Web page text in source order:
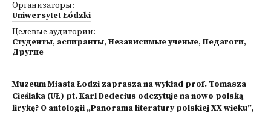
Организаторы:
Uniwersytet Łódzki
Целевые аудитории:
Студенты, аспиранты, Независимые ученые, Педагоги,
Другие
Muzeum Miasta Łodzi zaprasza na wykład prof. Tomasza
Cieślaka (UŁ) pt. Karl Dedecius odczytuje na nowo polską
lirykę? O antologii „Panorama literatury polskiej XX wieku”,